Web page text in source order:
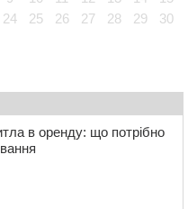
громаду повертається
воїн
земельного податку
золоті: черкаські
чемпіонаті України
24 25 26 27 28 29
30
в оренду: що потрібно